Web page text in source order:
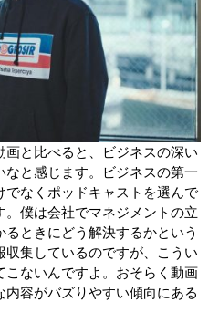
と比べると、ビジネスの深い
と感じます。ビジネスの第一
なくポッドキャストを選んで
僕は会社でマネジメントの立
ときにどう解決するかという
集しているのですが、こうい
ないんですよ。おそらく動画
容がバズりやすい傾向にある